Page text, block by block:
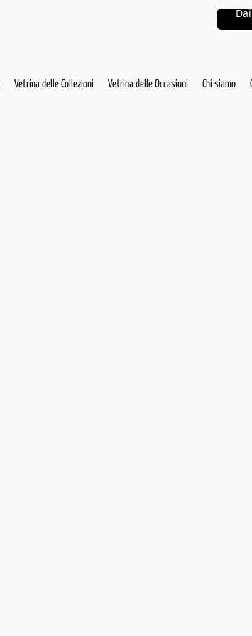
Vetrina delle Collezioni Vetrina delle Occasioni Chi siamo